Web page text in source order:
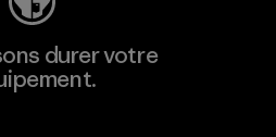
durer votre